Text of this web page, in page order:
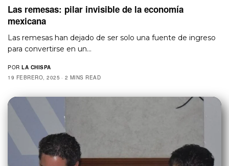
Las remesas: pilar invisible de la economía
mexicana
Las remesas han dejado de ser solo una fuente de ingreso
para convertirse en un…
POR LA CHISPA
19 FEBRERO, 2025
2 MINS READ